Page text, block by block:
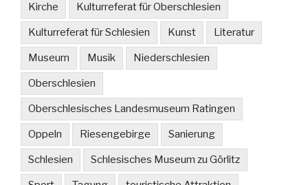
Kirche Kulturreferat für Oberschlesien
Kulturreferat für Schlesien Kunst Literatur
Museum Musik Niederschlesien
Oberschlesien
Oberschlesisches Landesmuseum Ratingen
Oppeln Riesengebirge Sanierung
Schlesien Schlesisches Museum zu Görlitz